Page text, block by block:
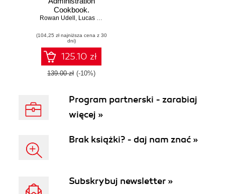
Cookbook.
Harness the full
Rowan Udell , Lucas Chan
(104,25 zł najniższa cena z 30
dni)
125.10 zł
139.00 zł (-10%)
Program partnerski - zarabiaj
więcej »
Brak książki? - daj nam znać »
Subskrybuj newsletter »